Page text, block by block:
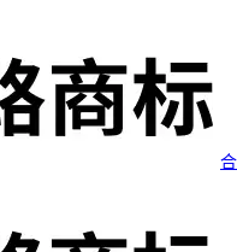
合